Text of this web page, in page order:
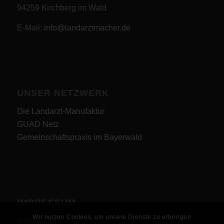
94259 Kirchberg im Wald
E-Mail: info@landarztmacher.de
Die Landarzt-Manufaktur
GUAD Netz
Gemeinschaftspraxis im Bayerwald
IMPRESSUM
Impressum
Wir nutzen Cookies, um unsere Dienste zu erbringen